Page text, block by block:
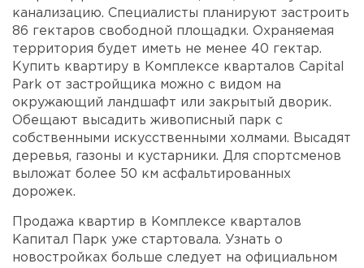
канализацию. Специалисты планируют застроить
86 гектаров свободной площадки. Охраняемая
территория будет иметь не менее 40 гектар.
Купить квартиру в Комплексе кварталов Capital
Park от застройщика можно с видом на
окружающий ландшафт или закрытый дворик.
Обещают высадить живописный парк с
собственными искусственными холмами. Высадят
деревья, газоны и кустарники. Для спортсменов
выложат более 50 км асфальтированных
дорожек.
Продажа квартир в Комплексе кварталов
Капитал Парк уже стартовала. Узнать о
новостройках больше следует на официальном